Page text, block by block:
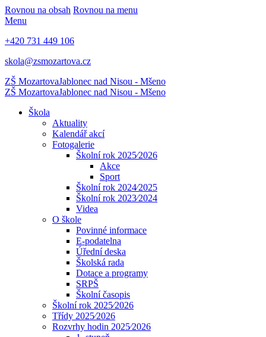
Rovnou na obsah Rovnou na menu
Menu
+420 731 449 106
skola@zsmozartova.cz
ZŠ MozartovaJablonec nad Nisou - Mšeno
ZŠ MozartovaJablonec nad Nisou - Mšeno
Škola
Aktuality
Kalendář akcí
Fotogalerie
Školní rok 2025⁄2026
Akce
Sport
Školní rok 2024⁄2025
Školní rok 2023⁄2024
Videa
O škole
Povinné informace
E-podatelna
Úřední deska
Školská rada
Dotace a programy
SRPŠ
Školní časopis
Školní rok 2025⁄2026
Třídy 2025⁄2026
Rozvrhy hodin 2025⁄2026